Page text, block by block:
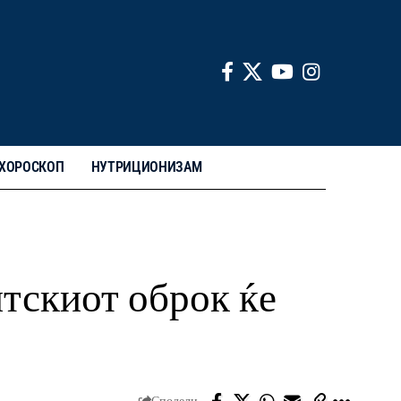
НУТРИЦИОНИЗАМ
оброк ќе